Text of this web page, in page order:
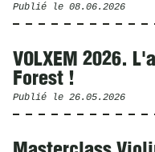
Publié le 08.06.2026
VOLXEM 2026.
Forest !
Publié le 26.05.2026